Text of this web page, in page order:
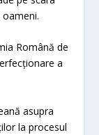
oameni.
Română de
a
asupra
la procesul